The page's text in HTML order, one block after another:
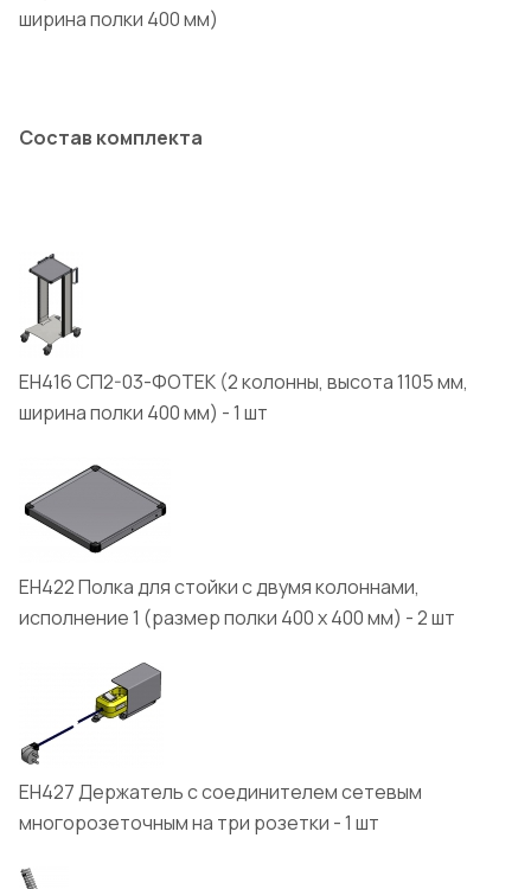
ширина полки 400 мм)
Состав комплекта
ЕН416 СП2-03-ФОТЕК (2 колонны, высота 1105 мм,
ширина полки 400 мм) - 1 шт
ЕН422 Полка для стойки с двумя колоннами,
исполнение 1 (размер полки 400 х 400 мм) - 2 шт
ЕН427 Держатель с соединителем сетевым
многорозеточным на три розетки - 1 шт